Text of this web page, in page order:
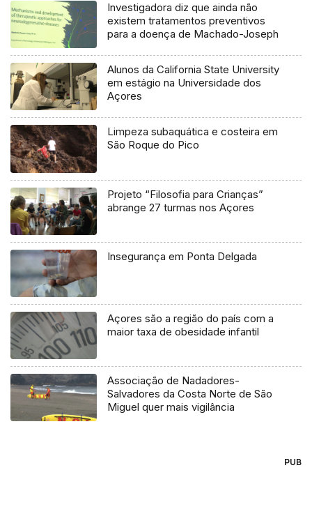
Investigadora diz que ainda não
existem tratamentos preventivos
para a doença de Machado-Joseph
Alunos da California State University
em estágio na Universidade dos
Açores
Limpeza subaquática e costeira em
São Roque do Pico
Projeto “Filosofia para Crianças”
abrange 27 turmas nos Açores
Insegurança em Ponta Delgada
Açores são a região do país com a
maior taxa de obesidade infantil
Associação de Nadadores-
Salvadores da Costa Norte de São
Miguel quer mais vigilância
PUB